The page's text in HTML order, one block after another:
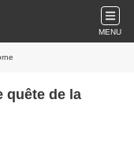
MENU
quête de la